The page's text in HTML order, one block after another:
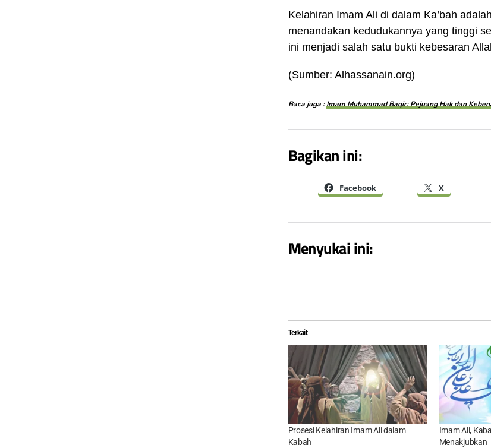
Kelahiran Imam Ali di dalam Ka’bah
menandakan kedudukannya yang tinggi
ini menjadi salah satu bukti kebesaran
(Sumber: Alhassanain.org)
Baca juga :Imam Muhammad Baqir: Pejuang Hak dan
Bagikan ini:
Facebook X
Menyukai ini:
Terkait
Prosesi Kelahiran Imam Ali dalam
Kabah
Imam Ali,
Menakjubkan